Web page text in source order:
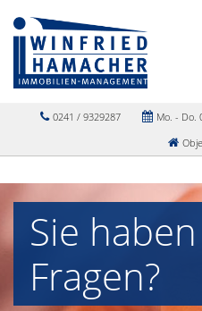
0241 / 9329287 Mo. - Do.
Sie
Fragen?